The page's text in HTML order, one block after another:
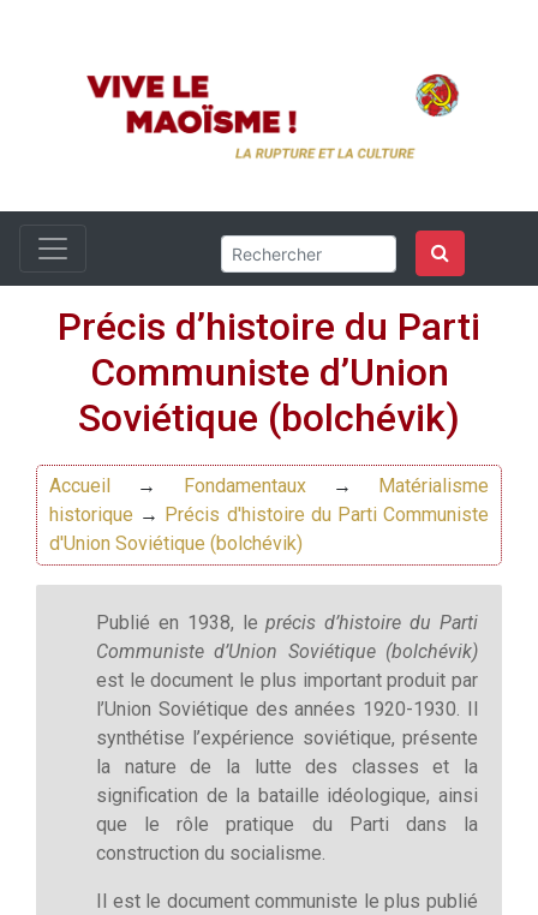
Précis d’histoire du Parti
Communiste d’Union
Soviétique (bolchévik)
Accueil → Fondamentaux→
Matérialisme
historique → Précis d'histoire du Parti Communiste
d'Union Soviétique (bolchévik)
Publié en 1938, leprécis d’histoire du Parti
Communiste d’Union Soviétique (bolchévik)
est le document le plus important produit par
l’Union Soviétique des années 1920-1930. Il
synthétise l’expérience soviétique, présente
la nature de la lutte des classes et la
signification de la bataille idéologique, ainsi
que le rôle pratique du Parti dans la
construction du socialisme.
Il est le document communiste le plus publié